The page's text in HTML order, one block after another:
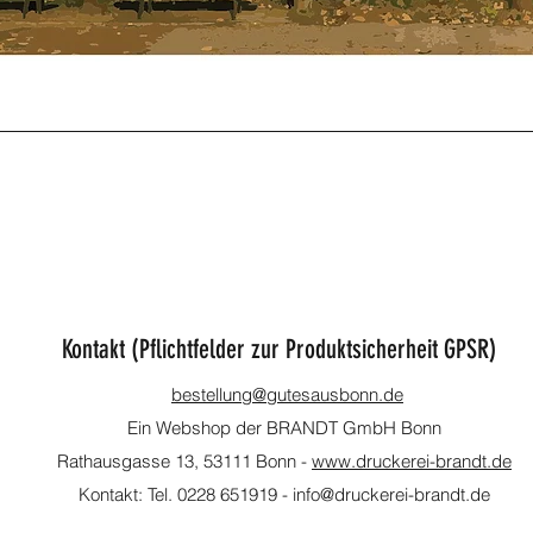
Kontakt (Pflichtfelder zur Produktsicherheit GPSR)
bestellung@gutesausbonn.de
Ein Webshop der BRANDT GmbH Bonn
Rathausgasse 13, 53111 Bonn - www.druckerei-brandt.de
Kontakt: Tel. 0228 651919 - info@druckerei-brandt.de